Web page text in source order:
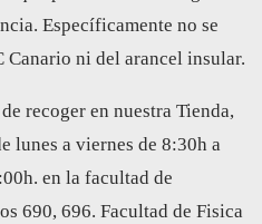
Específicamente no se
Canario ni del arancel insular.
recoger en nuestra Tienda,
lunes a viernes de 8:30h a
en la facultad de
690, 696. Facultad de Fisica